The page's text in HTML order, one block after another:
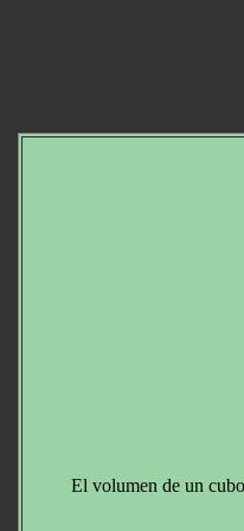
El volumen de un